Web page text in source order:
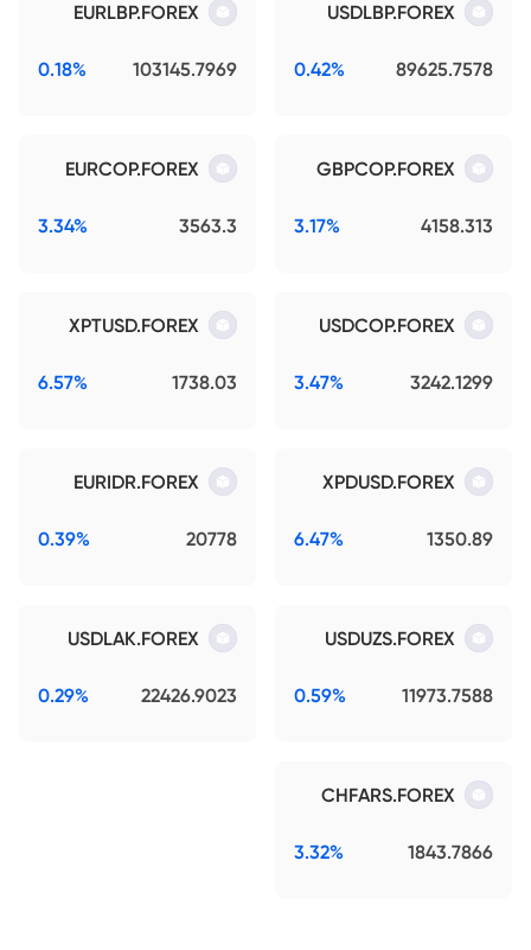
USDLBP.FOREX
89625.7578
0.42%
EURLBP.FOREX
103145.7969
0.18%
GBPCOP.FOREX
4158.313
3.17%
EURCOP.FOREX
3563.3
3.34%
USDCOP.FOREX
3242.1299
3.47%
XPTUSD.FOREX
1738.03
6.57%
XPDUSD.FOREX
1350.89
6.47%
EURIDR.FOREX
20778
0.39%
USDUZS.FOREX
11973.7588
0.59%
USDLAK.FOREX
22426.9023
0.29%
CHFARS.FOREX
1843.7866
3.32%